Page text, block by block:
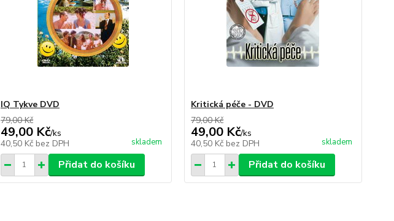
IQ Tykve DVD
79,00 Kč
49,00 Kč/ks
40,50 Kč bez DPH skladem
Přidat do košíku
Kritická péče - DVD
79,00 Kč
49,00 Kč/ks
40,50 Kč bez DPH skladem
Přidat do košíku